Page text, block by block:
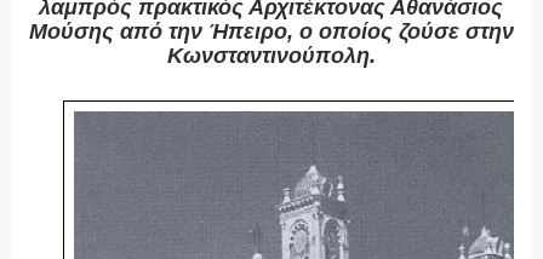
λαμπρός πρακτικός Αρχιτέκτονας Αθανάσιος
Μούσης από την Ήπειρο, ο οποίος ζούσε στην
Κωνσταντινούπολη.